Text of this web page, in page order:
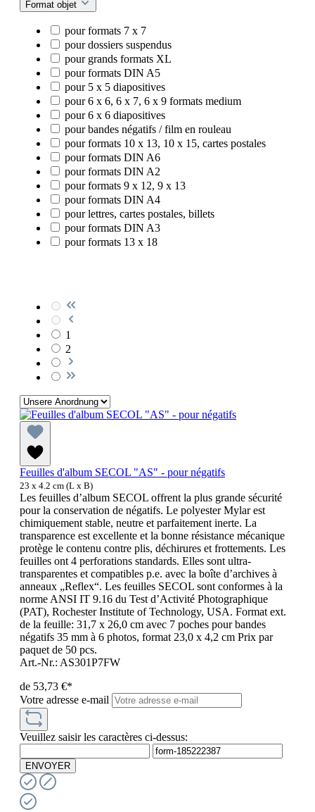
Format objet
pour formats 7 x 7
pour dossiers suspendus
pour grands formats XL
pour formats DIN A5
pour 5 x 5 diapositives
pour 6 x 6, 6 x 7, 6 x 9 formats medium
pour 6 x 6 diapositives
pour bandes négatifs / film en rouleau
pour formats 10 x 13, 10 x 15, cartes postales
pour formats DIN A6
pour formats DIN A2
pour formats 9 x 12, 9 x 13
pour formats DIN A4
pour lettres, cartes postales, billets
pour formats DIN A3
pour formats 13 x 18
1
2
Feuilles d'album SECOL "AS" - pour négatifs
23 x 4.2 cm (L x B)
Les feuilles d’album SECOL offrent la plus grande sécurité
pour la conservation de négatifs. Le polyester Mylar est
chimiquement stable, neutre et parfaitement inerte. La
transparence est excellente et la bonne résistance mécanique
protège le contenu contre plis, déchirures et frottements. Les
feuilles ont 4 perforations standards. Elles sont ultra-
transparentes et compatibles p.e. avec la boîte d’archives à
anneaux „Reflex“. Les feuilles SECOL sont conformes à la
norme ANSI IT 9.16 du Test d’Activité Photographique
(PAT), Rochester Institute of Technology, USA. Format ext.
de la feuille: 31,7 x 26,0 cm avec 7 poches pour bandes
négatifs 35 mm à 6 photos, format 23,0 x 4,2 cm Prix par
paquet de 50 pcs.
Art.-Nr.: AS301P7FW
de 53,73 €*
Votre adresse e-mail
Veuillez saisir les caractères ci-dessus:
ENVOYER